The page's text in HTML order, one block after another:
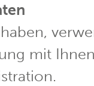
mit Ihnen